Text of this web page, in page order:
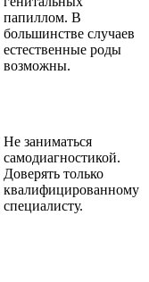
папиллом. В
большинстве случаев
естественные роды
возможны.
Не заниматься
самодиагностикой.
Доверять только
квалифицированному
специалисту.